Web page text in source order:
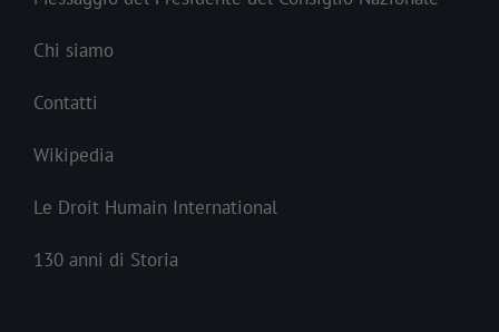
Chi siamo
Contatti
Wikipedia
Le Droit Humain International
130 anni di Storia